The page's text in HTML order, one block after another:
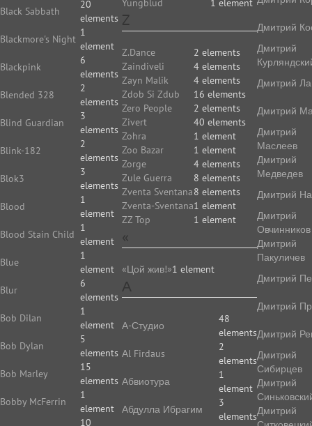
Black Sabbath
20
elements
Blackmore's Night
1
element
Blackpink
6
elements
Blended 328
2
elements
Blind Guardian
3
elements
Blink-182
2
elements
Blok3
3
elements
Blood
1
element
Blood Stain Child
1
element
Blue
1
element
Blur
6
elements
Bob Dilan
1
element
Bob Dylan
5
elements
Bob Marley
15
elements
Bobby McFerrin
1
element
10
Yungblud
1 element
Z
Z.Dance
2 elements
Zaindiveli
4 elements
Zayn Malik
4 elements
Zdob Si Zdub
16 elements
Zero People
2 elements
Zivert
40 elements
Zohra
1 element
Zoo Bazar
1 element
Zorge
4 elements
Zule Guerra
8 elements
Zventa Sventana8 elements
Zventa-Sventana1 element
ZZ Top
1 element
«
«Цой жив!»1 element
А
А-Студио
48
elements
Аl Firdaus
2
elements
Абвиотура
1
element
Абдулла Ибрагим
3
elements
Дмитрий
Дмитрий
Дмитрий
Дмитрий
Дмитрий
Маслеев
Дмитрий
Медведев
Дмитрий
Дмитрий
Овчинников
Дмитрий
Пакуличев
Дмитрий
Дмитрий
Дмитрий
Дмитрий
Сибирцев
Дмитрий
Дмитрий